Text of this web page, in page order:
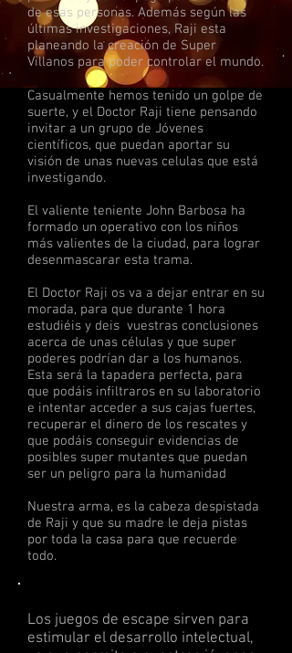
de esas personas. Además según las
últimas investigaciones, Raji esta
planeando la creación de Super
Villanos para poder controlar el mundo.
Casualmente hemos tenido un golpe de
suerte, y el Doctor Raji tiene pensando
invitar a un grupo de Jóvenes
científicos, que puedan aportar su
visión de unas nuevas celulas que está
investigando.
El valiente teniente John Barbosa ha
formado un operativo con los niños
más valientes de la ciudad, para lograr
desenmascarar esta trama.
El Doctor Raji os va a dejar entrar en su
morada, para que durante 1 hora
estudiéis y deis vuestras conclusiones
acerca de unas células y que super
poderes podrían dar a los humanos.
Esta será la tapadera perfecta, para
que podáis infiltraros en su laboratorio
e intentar acceder a sus cajas fuertes,
recuperar el dinero de los rescates y
que podáis conseguir evidencias de
posibles super mutantes que puedan
ser un peligro para la humanidad
Nuestra arma, es la cabeza despistada
de Raji y que su madre le deja pistas
por toda la casa para que recuerde
todo.
Los juegos de escape sirven para
estimular el desarrollo intelectual,